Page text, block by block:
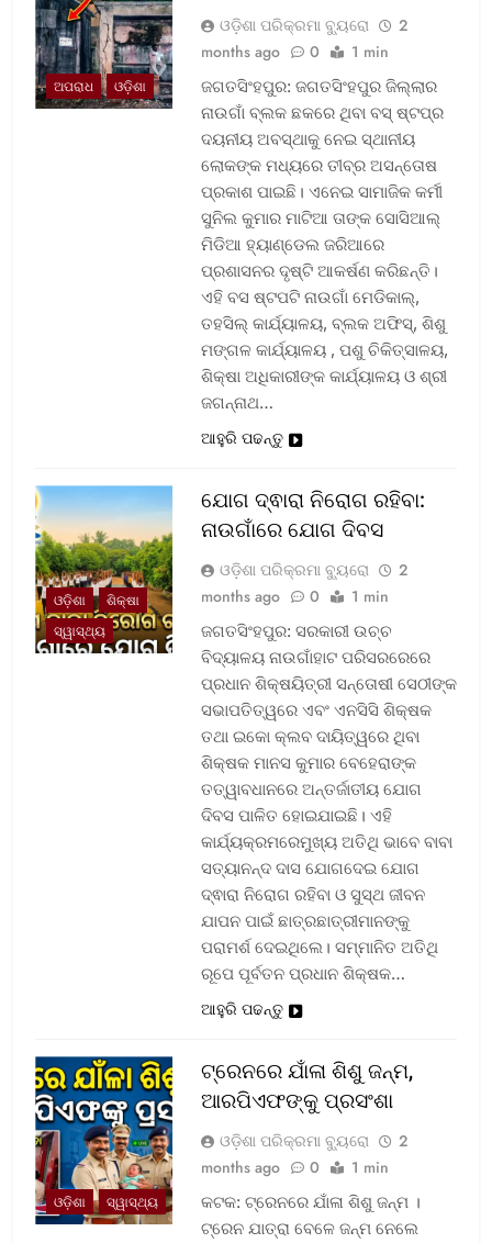
ଅପରାଧ ଓଡ଼ିଶା
ଓଡ଼ିଶା ପରିକ୍ରମା ବ୍ୟୁରୋ
2
months ago
0 1 min
ଜଗତସିଂହପୁର: ଜଗତସିଂହପୁର ଜିଲ୍ଲାର
ନାଉଗାଁ ବ୍ଲକ ଛକରେ ଥିବା ବସ୍‌ ଷ୍ଟପ୍‌ର
ଦୟନୀୟ ଅବସ୍ଥାକୁ ନେଇ ସ୍ଥାନୀୟ
ଲୋକଙ୍କ ମଧ୍ୟରେ ତୀବ୍ର ଅସନ୍ତୋଷ
ପ୍ରକାଶ ପାଇଛି। ଏନେଇ ସାମାଜିକ କର୍ମୀ
ସୁନିଲ କୁମାର ମାଟିଆ ତାଙ୍କ ସୋସିଆଲ୍‌
ମିଡିଆ ହ୍ୟାଣ୍ଡେଲ ଜରିଆରେ
ପ୍ରଶାସନର ଦୃଷ୍ଟି ଆକର୍ଷଣ କରିଛନ୍ତି।
ଏହି ବସ ଷ୍ଟପଟି ନାଉଗାଁ ମେଡିକାଲ୍‌,
ତହସିଲ୍‌ କାର୍ଯ୍ୟାଳୟ, ବ୍ଲକ ଅଫିସ୍‌, ଶିଶୁ
ମଙ୍ଗଳ କାର୍ଯ୍ୟାଳୟ , ପଶୁ ଚିକିତ୍ସାଳୟ,
ଶିକ୍ଷା ଅଧିକାରୀଙ୍କ କାର୍ଯ୍ୟାଳୟ ଓ ଶ୍ରୀ
ଜଗନ୍ନାଥ…
ଆହୁରି ପଢନ୍ତୁ
ଓଡ଼ିଶା
ଶିକ୍ଷା
ସ୍ୱାସ୍ଥ୍ୟ
ଯୋଗ ଦ୍ଵାରା ନିରୋଗ ରହିବା:
ନାଉଗାଁରେ ଯୋଗ ଦିବସ
ଓଡ଼ିଶା ପରିକ୍ରମା ବ୍ୟୁରୋ
2
months ago
0 1 min
ଜଗତସିଂହପୁର: ସରକାରୀ ଉଚ୍ଚ
ବିଦ୍ୟାଳୟ ନାଉଗାଁହାଟ ପରିସରରେରେ
ପ୍ରଧାନ ଶିକ୍ଷୟିତ୍ରୀ ସନ୍ତୋଷୀ ସେଠୀଙ୍କ
ସଭାପତିତ୍ୱରେ ଏବଂ ଏନସିସି ଶିକ୍ଷକ
ତଥା ଇକୋ କ୍ଲବ ଦାୟିତ୍ୱରେ ଥିବା
ଶିକ୍ଷକ ମାନସ କୁମାର ବେହେରାଙ୍କ
ତତ୍ୱାବଧାନରେ ଅନ୍ତର୍ଜାତୀୟ ଯୋଗ
ଦିବସ ପାଳିତ ହୋଇଯାଇଛି। ଏହି
କାର୍ଯ୍ୟକ୍ରମରେମୁଖ୍ୟ ଅତିଥି ଭାବେ ବାବା
ସତ୍ୟାନନ୍ଦ ଦାସ ଯୋଗଦେଇ ଯୋଗ
ଦ୍ଵାରା ନିରୋଗ ରହିବା ଓ ସୁସ୍ଥ ଜୀବନ
ଯାପନ ପାଇଁ ଛାତ୍ରଛାତ୍ରୀମାନଙ୍କୁ
ପରାମର୍ଶ ଦେଇଥିଲେ। ସମ୍ମାନିତ ଅତିଥି
ରୂପେ ପୂର୍ବତନ ପ୍ରଧାନ ଶିକ୍ଷକ…
ଆହୁରି ପଢନ୍ତୁ
ଓଡ଼ିଶା ସ୍ୱାସ୍ଥ୍ୟ
ଟ୍ରେନରେ ଯାଁଳା ଶିଶୁ ଜନ୍ମ,
ଆରପିଏଫଙ୍କୁ ପ୍ରସଂଶା
ଓଡ଼ିଶା ପରିକ୍ରମା ବ୍ୟୁରୋ
2
months ago
0 1 min
କଟକ: ଟ୍ରେନରେ ଯାଁଳା ଶିଶୁ ଜନ୍ମ ।
ଟ୍ରେନ ଯାତ୍ରା ବେଳେ ଜନ୍ମ ନେଲେ